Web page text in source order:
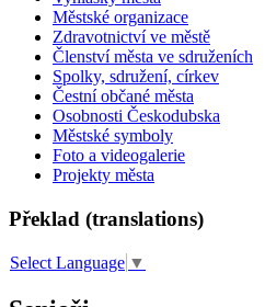
Městské organizace
Zdravotnictví ve městě
Členství města ve sdruženích
Spolky, sdružení, církev
Čestní občané města
Osobnosti Českodubska
Městské symboly
Foto a videogalerie
Projekty města
Překlad (translations)
Select Language ▼